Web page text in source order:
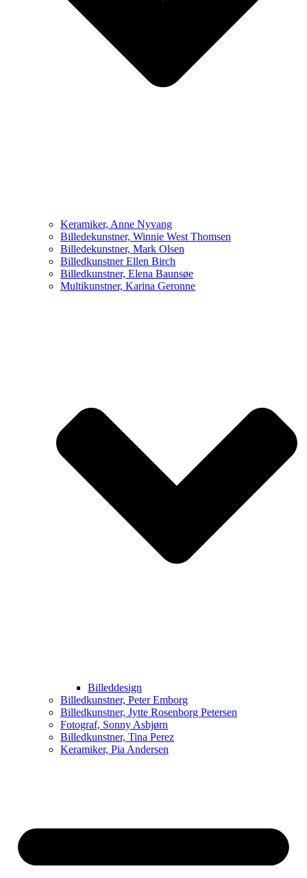
Keramiker, Anne Nyvang
Billedekunstner, Winnie West Thomsen
Billedekunstner, Mark Olsen
Billedkunstner Ellen Birch
Billedkunstner, Elena Baunsøe
Multikunstner, Karina Geronne
Billeddesign
Billedkunstner, Peter Emborg
Billedkunstner, Jytte Rosenborg Petersen
Fotograf, Sonny Asbjørn
Billedkunstner, Tina Perez
Keramiker, Pia Andersen